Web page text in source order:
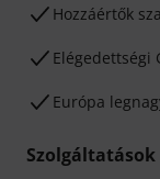
Hozzáértők
Elégedettségi
Európa
Szolgáltatások